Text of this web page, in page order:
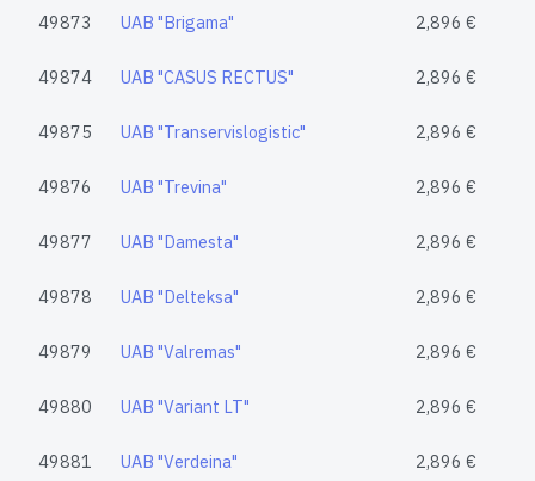
49873 UAB "Brigama" 2,896 €
49874 UAB "CASUS RECTUS" 2,896 €
49875 UAB "Transervislogistic" 2,896 €
49876 UAB "Trevina" 2,896 €
49877 UAB "Damesta" 2,896 €
49878 UAB "Delteksa" 2,896 €
49879 UAB "Valremas" 2,896 €
49880 UAB "Variant LT" 2,896 €
49881 UAB "Verdeina" 2,896 €